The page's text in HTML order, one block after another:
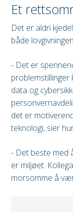
Et
Det er aldri
både
- Det er
problemstillinger
data og
det er
teknologi, sier
- Det beste med
er miljøet.
morsomme å